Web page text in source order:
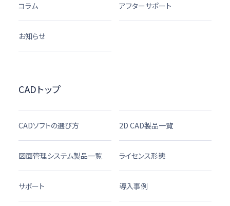
コラム アフターサポート
お知らせ
CADトップ
CADソフトの選び方 2D CAD製品一覧
図面管理システム製品一覧 ライセンス形態
サポート 導入事例